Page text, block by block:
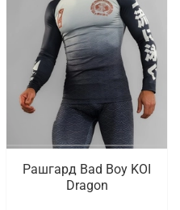
Рашгард Bad Boy KOI
Dragon